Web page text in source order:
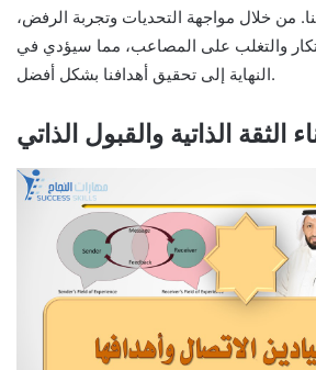
من خلال مواجهة التحديات وتجربة الرفض،
والتغلب على المصاعب، مما سيؤدي في
النهاية إلى تحقيق أهدافنا بشكل أفضل.
الثقة الذاتية والقبول الذاتي